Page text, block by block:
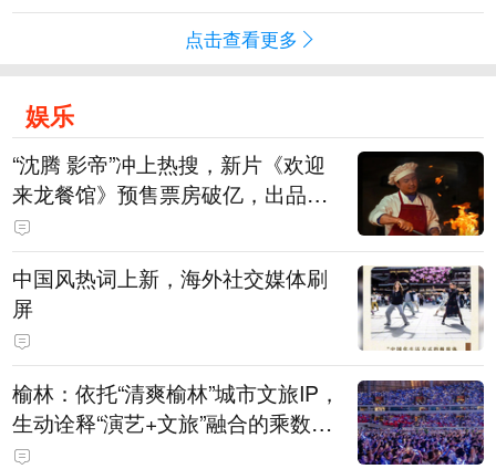
点击查看更多
娱乐
“沈腾 影帝”冲上热搜，新片《欢迎
来龙餐馆》预售票房破亿，出品方
股价大涨！沈腾主演电影票房已破4
15亿元
中国风热词上新，海外社交媒体刷
屏
榆林：依托“清爽榆林”城市文旅IP，
生动诠释“演艺+文旅”融合的乘数效
应